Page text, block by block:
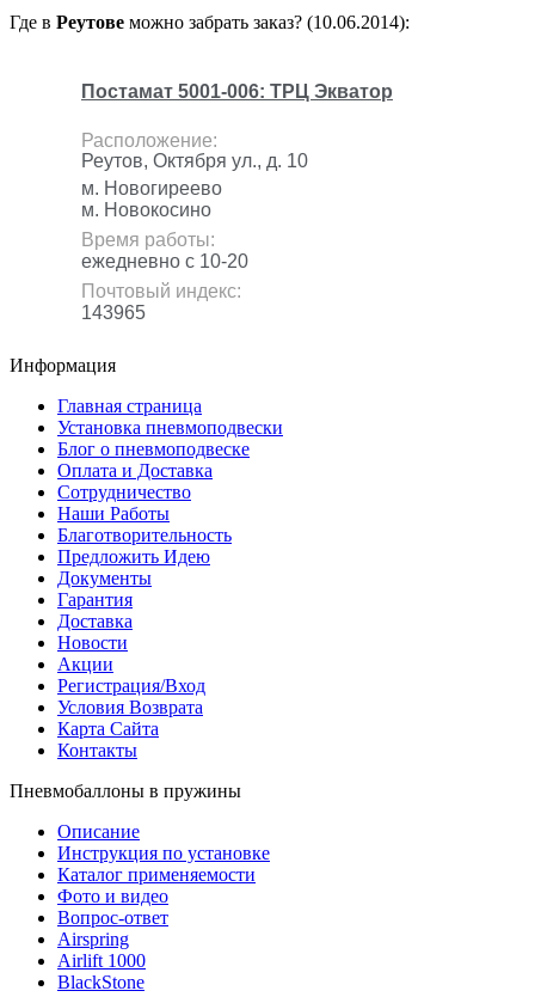
Где в Реутове можно забрать заказ? (10.06.2014):
Постамат 5001-006: ТРЦ Экватор
Расположение:
Реутов, Октября ул., д. 10
м. Новогиреево
м. Новокосино
Время работы:
ежедневно с 10-20
Почтовый индекс:
143965
Информация
Главная страница
Установка пневмоподвески
Блог о пневмоподвеске
Оплата и Доставка
Сотрудничество
Наши Работы
Благотворительность
Предложить Идею
Документы
Гарантия
Доставка
Новости
Акции
Регистрация/Вход
Условия Возврата
Карта Сайта
Контакты
Пневмобаллоны в пружины
Описание
Инструкция по установке
Каталог применяемости
Фото и видео
Вопрос-ответ
Airspring
Airlift 1000
BlackStone